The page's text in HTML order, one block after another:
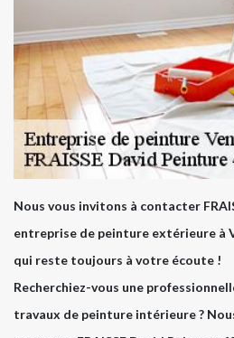
Nous vous invitons à contacter
entreprise de peinture extérieure à
qui reste toujours à votre écoute !
Recherchiez-vous une
travaux de peinture intérieure ?